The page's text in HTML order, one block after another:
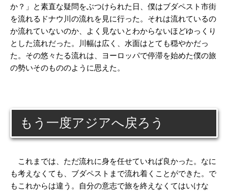
か？」と素直な疑問をぶつけられた日、僕はブダペスト市街
を流れるドナウ川の流れを見に行った。それは流れているの
か流れていないのか、よく見ないとわからないほどゆっくり
とした流れだった。川幅は広く、水面はとても穏やかだっ
た。その悠々たる流れは、ヨーロッパで停滞を始めた僕の旅
の勢いそのもののように思えた。
もう一度アジアへ戻ろう
これまでは、ただ流れに身を任せていれば良かった。なに
も考えなくても、ブダペストまで流れ着くことができた。で
もこれからは違う。自分の意志で旅を終えなくてはいけな